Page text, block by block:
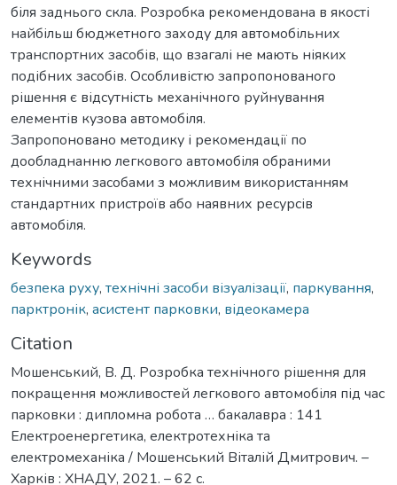
біля заднього скла. Розробка рекомендована в якості
найбільш бюджетного заходу для автомобільних
транспортних засобів, що взагалі не мають ніяких
подібних засобів. Особливістю запропонованого
рішення є відсутність механічного руйнування
елементів кузова автомобіля.
Запропоновано методику і рекомендації по
дообладнанню легкового автомобіля обраними
технічними засобами з можливим використанням
стандартних пристроїв або наявних ресурсів
автомобіля.
Keywords
безпека руху, технічні засоби візуалізації, паркування,
парктронік, асистент парковки, відеокамера
Citation
Мошенський, В. Д. Розробка технічного рішення для
покращення можливостей легкового автомобіля під час
парковки : дипломна робота … бакалавра : 141
Електроенергетика, електротехніка та
електромеханіка / Мошенський Віталій Дмитрович. –
Харків : ХНАДУ, 2021. – 62 с.